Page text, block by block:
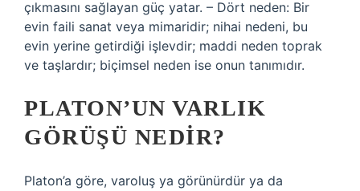
çıkmasını sağlayan güç yatar. – Dört neden: Bir
evin faili sanat veya mimaridir; nihai nedeni, bu
evin yerine getirdiği işlevdir; maddi neden toprak
ve taşlardır; biçimsel neden ise onun tanımıdır.
PLATON’UN VARLIK
GÖRÜŞÜ NEDIR?
Platon’a göre, varoluş ya görünürdür ya da